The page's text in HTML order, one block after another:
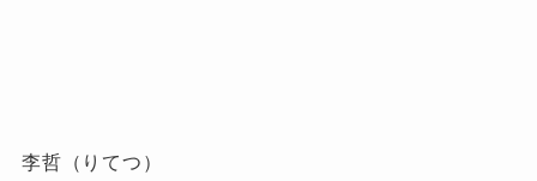
李哲（りてつ）